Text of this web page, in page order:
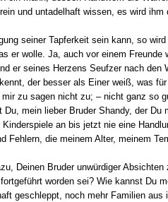
und untadelhaft wissen, es wird
seiner Tapferkeit sein kann, so
er wolle. Ja, auch vor einem
er seines Herzens Seufzer nach
der besser als Einer weiß, was
zu sagen nicht zu; – nicht ganz so
mein lieber Bruder Shandy, der
an bis jetzt nie eine
die meinem Alter, meinem
Deinen Bruder unwürdiger
worden sei? Wie kannst Du
geschleppt, noch mehr Familien aus